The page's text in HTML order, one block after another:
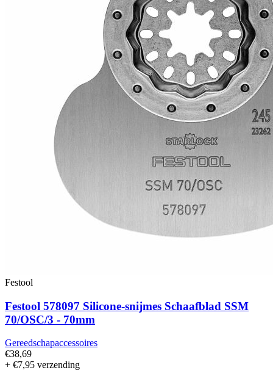
Festool
Festool 578097 Silicone-snijmes Schaafblad SSM
70/OSC/3 - 70mm
Gereedschapaccessoires
€38,69
+ €7,95 verzending